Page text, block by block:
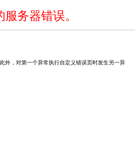
务器错误。
外，对第一个异常执行自定义错误页时发生另一异